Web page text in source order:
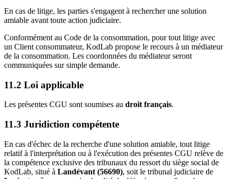
En cas de litige, les parties s'engagent à rechercher une solution
amiable avant toute action judiciaire.
Conformément au Code de la consommation, pour tout litige avec
un Client consommateur, KodLab propose le recours à un médiateur
de la consommation. Les coordonnées du médiateur seront
communiquées sur simple demande.
11.2 Loi applicable
Les présentes CGU sont soumises au droit français.
11.3 Juridiction compétente
En cas d'échec de la recherche d'une solution amiable, tout litige
relatif à l'interprétation ou à l'exécution des présentes CGU relève de
la compétence exclusive des tribunaux du ressort du siège social de
KodLab, situé à Landévant (56690), soit le tribunal judiciaire de